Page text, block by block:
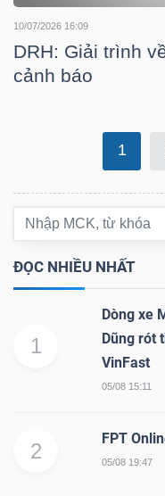
10/07/2026 16:09
DRH: Giải trình
cảnh báo
1
ĐỌC NHIỀU NHẤT
1
Dòng xe
Dũng rót
VinFast
05/08 15:11
2
FPT
05/08 19:47
DỊCH
VỤ
TIỆN
ÍCH